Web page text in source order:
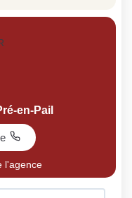
en-Pail
l'agence